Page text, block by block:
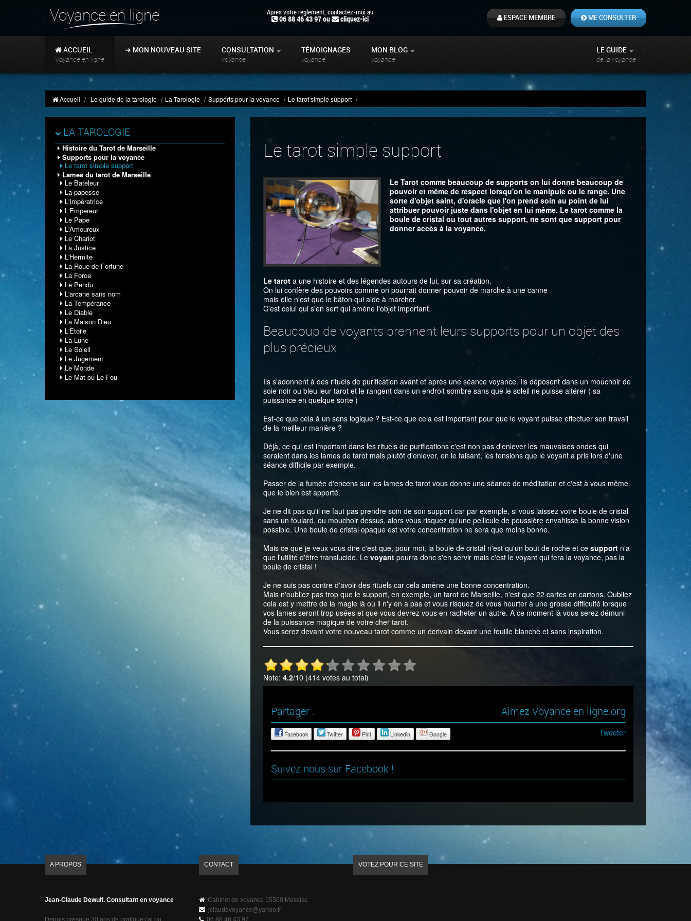
Voyance en ligne Après votre règlement, contactez-moi au
06 88 46 43 97 ou cliquez-ici ME CONSULTER
ESPACE MEMBRE
ACCUEIL
Voyance en ligne
➜ MON NOUVEAU SITE CONSULTATION
voyance
TÉMOIGNAGES
voyance
MON BLOG
voyance
LE GUIDE
de la voyance
Accueil / Le guide de la tarologie / La Tarologie / Supports pour la voyance / Le tarot simple support /
LA TAROLOGIE
Histoire du Tarot de Marseille
Supports pour la voyance
Le tarot simple support
Lames du tarot de Marseille
Le Bateleur
La papesse
L'Impératrice
L'Empereur
Le Pape
L'Amoureux
Le Chariot
La Justice
L'Hermite
La Roue de Fortune
La Force
Le Pendu
L'arcane sans nom
La Tempérance
Le Diable
La Maison Dieu
L'Etoile
La Lune
Le Soleil
Le Jugement
Le Monde
Le Mat ou Le Fou
Le tarot simple support
Le Tarot comme beaucoup de supports on lui donne beaucoup de
pouvoir et même de respect lorsqu'on le manipule ou le range. Une
sorte d'objet saint, d'oracle que l'on prend soin au point de lui
attribuer pouvoir juste dans l'objet en lui même. Le tarot comme la
boule de cristal ou tout autres support, ne sont que support pour
donner accès à la voyance.
Le tarot a une histoire et des légendes autours de lui, sur sa création.
On lui confère des pouvoirs comme on pourrait donner pouvoir de marche à une canne
mais elle n'est que le bâton qui aide à marcher.
C'est celui qui s'en sert qui amène l'objet important.
Beaucoup de voyants prennent leurs supports pour un objet des
plus précieux.
Ils s'adonnent à des rituels de purification avant et après une séance voyance. Ils déposent dans un mouchoir de
soie noir ou bleu leur tarot et le rangent dans un endroit sombre sans que le soleil ne puisse altérer ( sa
puissance en quelque sorte )
Est-ce que cela à un sens logique ? Est-ce que cela est important pour que le voyant puisse effectuer son travail
de la meilleur manière ?
Déjà, ce qui est important dans les rituels de purifications c'est non pas d'enlever les mauvaises ondes qui
seraient dans les lames de tarot mais plutôt d'enlever, en le faisant, les tensions que le voyant a pris lors d'une
séance difficile par exemple.
Passer de la fumée d'encens sur les lames de tarot vous donne une séance de méditation et c'est à vous même
que le bien est apporté.
Je ne dit pas qu'il ne faut pas prendre soin de son support car par exemple, si vous laissez votre boule de cristal
sans un foulard, ou mouchoir dessus, alors vous risquez qu'une pellicule de poussière envahisse la bonne vision
possible. Une boule de cristal opaque est votre concentration ne sera que moins bonne.
Mais ce que je veux vous dire c'est que, pour moi, la boule de cristal n'est qu'un bout de roche et ce support n'a
que l'utilité d'être translucide. Le voyant pourra donc s'en servir mais c'est le voyant qui fera la voyance, pas la
boule de cristal !
Je ne suis pas contre d'avoir des rituels car cela amène une bonne concentration.
Mais n'oubliez pas trop que le support, en exemple, un tarot de Marseille, n'est que 22 cartes en cartons. Oubliez
cela est y mettre de la magie là où il n'y en a pas et vous risquez de vous heurter à une grosse difficulté lorsque
vos lames seront trop usées et que vous devrez vous en racheter un autre. A ce moment là vous serez démuni
de la puissance magique de votre cher tarot.
Vous serez devant votre nouveau tarot comme un écrivain devant une feuille blanche et sans inspiration.
Note: 4.2/10 (414 votes au total)
Partager : Aimez Voyance en ligne.org
Facebook Twitter Pint Linkedin Google Tweeter
Suivez nous sur Facebook !
A PROPOS
Jean-Claude Dewulf. Consultant en voyance
Depuis presque 30 ans de pratique j'ai pu
CONTACT
Cabinet de voyance 15500 Massiac
jclaudevoyance@yahoo.fr
06 88 46 43 97
VOTEZ POUR CE SITE